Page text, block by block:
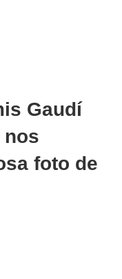
Gaudí
nos
foto de